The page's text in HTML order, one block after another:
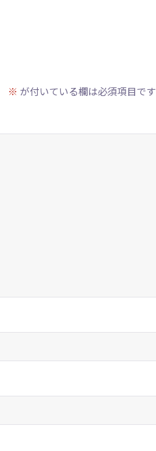
※ が付いている欄は必須項目です